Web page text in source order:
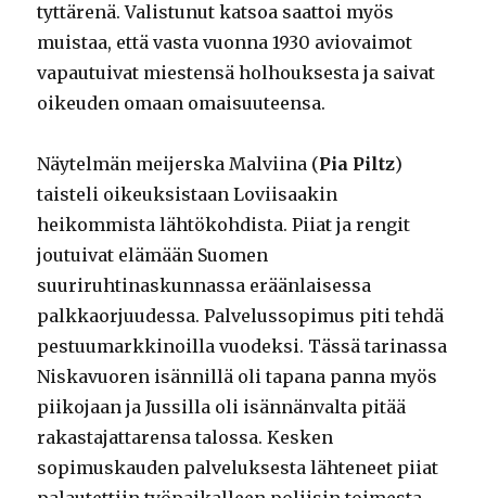
tyttärenä. Valistunut katsoa saattoi myös
muistaa, että vasta vuonna 1930 aviovaimot
vapautuivat miestensä holhouksesta ja saivat
oikeuden omaan omaisuuteensa.
Näytelmän meijerska Malviina (Pia Piltz)
taisteli oikeuksistaan Loviisaakin
heikommista lähtökohdista. Piiat ja rengit
joutuivat elämään Suomen
suuriruhtinaskunnassa eräänlaisessa
palkkaorjuudessa. Palvelussopimus piti tehdä
pestuumarkkinoilla vuodeksi. Tässä tarinassa
Niskavuoren isännillä oli tapana panna myös
piikojaan ja Jussilla oli isännänvalta pitää
rakastajattarensa talossa. Kesken
sopimuskauden palveluksesta lähteneet piiat